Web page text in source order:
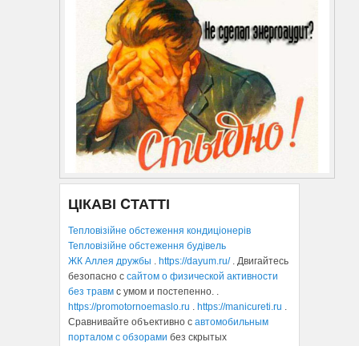
ЦІКАВІ CТАТТІ
Тепловізійне обстеження кондиціонерів
Тепловізійне обстеження будівель
ЖК Аллея дружбы . https://dayum.ru/. Двигайтесь
безопасно с сайтом о физической активности
без травм с умом и постепенно. .
https://promotornoemaslo.ru . https://manicureti.ru .
Сравнивайте объективно с автомобильным
порталом с обзорами без скрытых